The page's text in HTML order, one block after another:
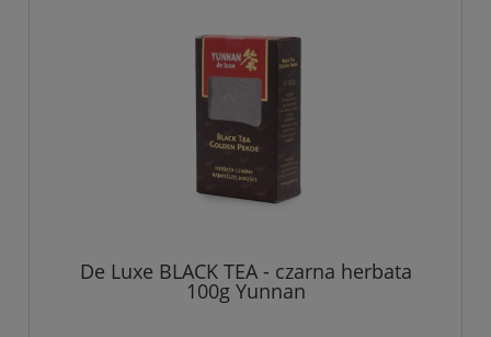
De Luxe BLACK TEA - czarna herbata
100g Yunnan